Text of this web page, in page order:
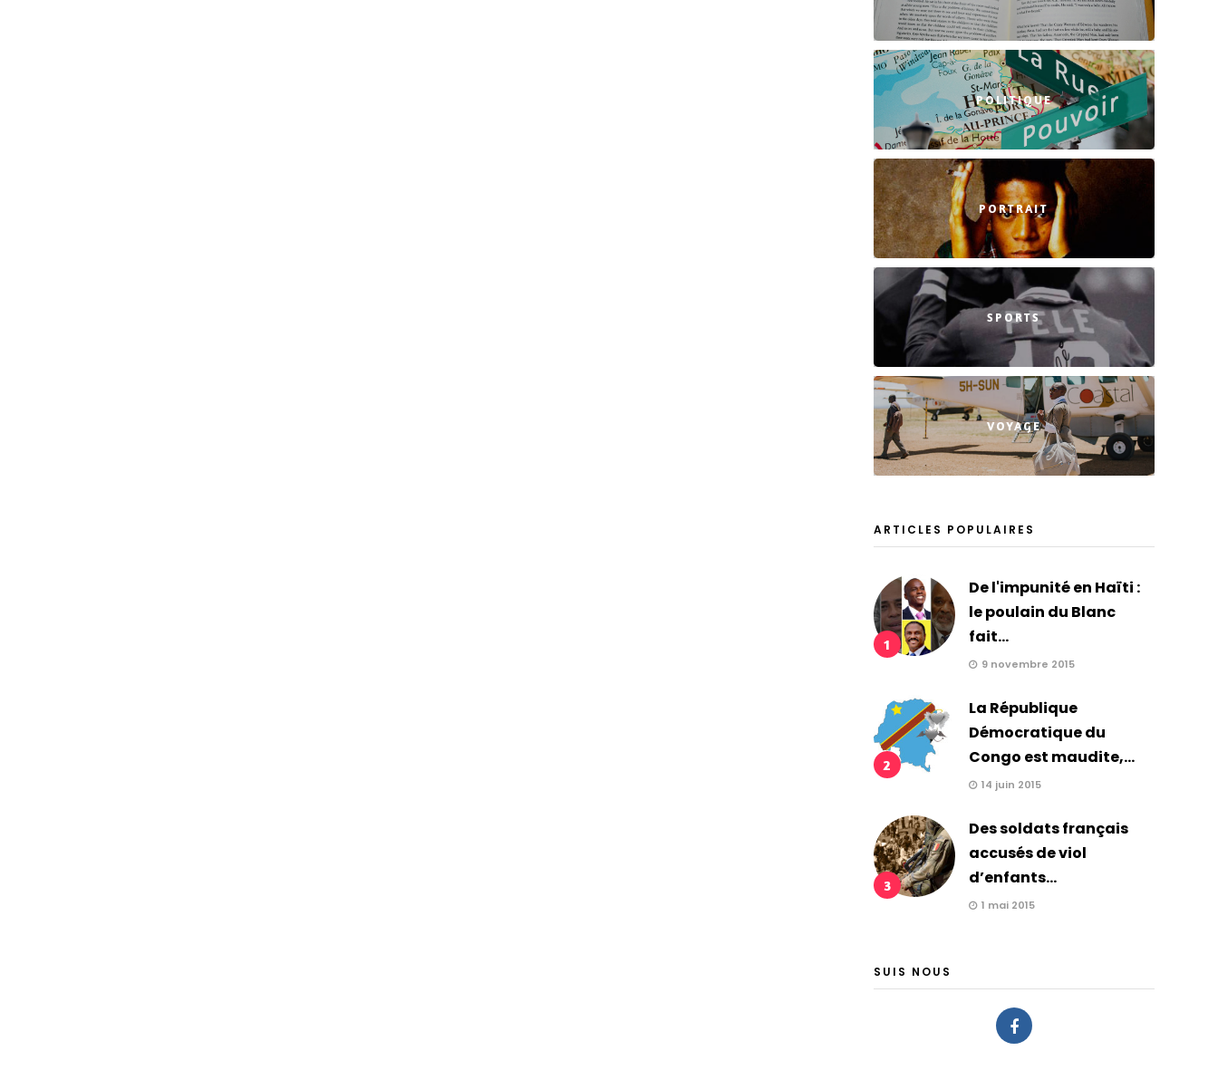
POLITIQUE
PORTRAIT
SPORTS
VOYAGE
ARTICLES POPULAIRES
1
De l'impunité en Haïti :
le poulain du Blanc
fait...
9 novembre 2015
2
La République
Démocratique du
Congo est maudite,...
14 juin 2015
3
Des soldats français
accusés de viol
d’enfants...
1 mai 2015
SUIS NOUS